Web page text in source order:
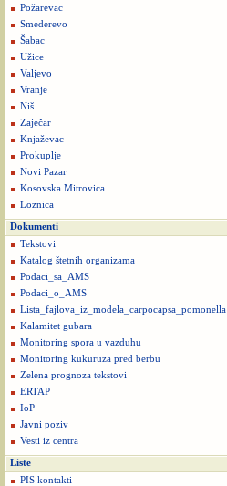
Požarevac
Smederevo
Šabac
Užice
Valjevo
Vranje
Niš
Zaječar
Knjaževac
Prokuplje
Novi Pazar
Kosovska Mitrovica
Loznica
Dokumenti
Tekstovi
Katalog štetnih organizama
Podaci_sa_AMS
Podaci_o_AMS
Lista_fajlova_iz_modela_carpocapsa_pomonella
Kalamitet gubara
Monitoring spora u vazduhu
Monitoring kukuruza pred berbu
Zelena prognoza tekstovi
ERTAP
IoP
Javni poziv
Vesti iz centra
Liste
PIS kontakti